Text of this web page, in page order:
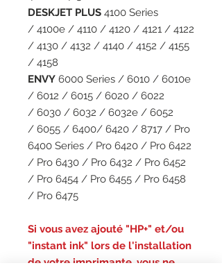
DESKJET PLUS 4100 Series
/ 4100e / 4110 / 4120 / 4121 / 4122
/ 4130 / 4132 / 4140 / 4152 / 4155
/ 4158
ENVY 6000 Series / 6010 / 6010e
/ 6012 / 6015 / 6020 / 6022
/ 6030 / 6032 / 6032e / 6052
/ 6055 / 6400/ 6420 / 8717 / Pro
6400 Series / Pro 6420 / Pro 6422
/ Pro 6430 / Pro 6432 / Pro 6452
/ Pro 6454 / Pro 6455 / Pro 6458
/ Pro 6475
Si vous avez ajouté "HP+" et/ou
"instant ink" lors de l'installation
de votre imprimante, vous ne